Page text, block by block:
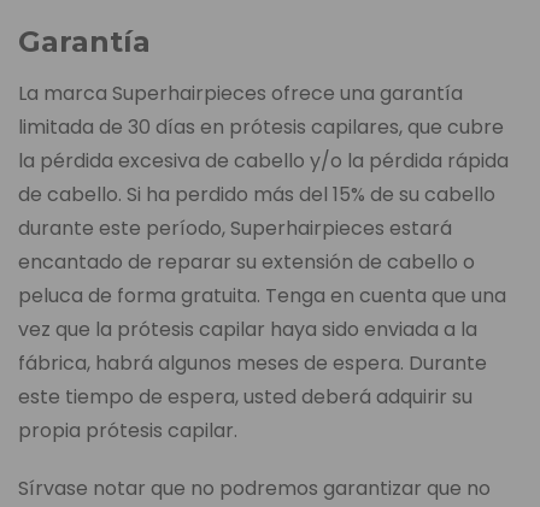
Garantía
La marca Superhairpieces ofrece una garantía
limitada de 30 días en prótesis capilares, que cubre
la pérdida excesiva de cabello y/o la pérdida rápida
de cabello. Si ha perdido más del 15% de su cabello
durante este período, Superhairpieces estará
encantado de reparar su extensión de cabello o
peluca de forma gratuita. Tenga en cuenta que una
vez que la prótesis capilar haya sido enviada a la
fábrica, habrá algunos meses de espera. Durante
este tiempo de espera, usted deberá adquirir su
propia prótesis capilar.
Sírvase notar que no podremos garantizar que no